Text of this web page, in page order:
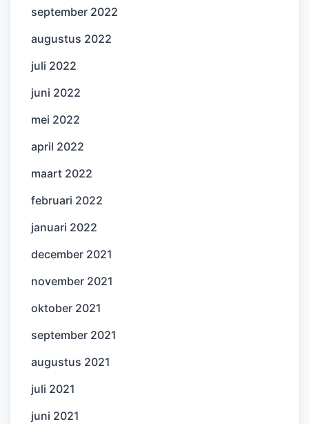
september 2022
augustus 2022
juli 2022
juni 2022
mei 2022
april 2022
maart 2022
februari 2022
januari 2022
december 2021
november 2021
oktober 2021
september 2021
augustus 2021
juli 2021
juni 2021